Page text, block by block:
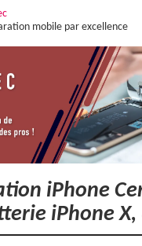
mobile par excellence
iPhone
iPhone X,